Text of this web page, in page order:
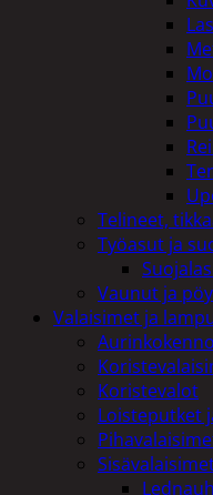
Telineet,
Työasut ja
Vaunut ja
Valaisimet ja
Koristevalot
Loisteputket